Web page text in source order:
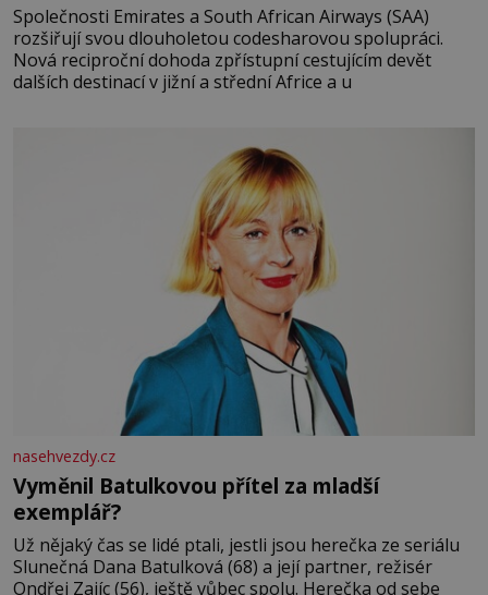
Společnosti Emirates a South African Airways (SAA)
rozšiřují svou dlouholetou codesharovou spolupráci.
Nová reciproční dohoda zpřístupní cestujícím devět
dalších destinací v jižní a střední Africe a u
nasehvezdy.cz
Vyměnil Batulkovou přítel za mladší
exemplář?
Už nějaký čas se lidé ptali, jestli jsou herečka ze seriálu
Slunečná Dana Batulková (68) a její partner, režisér
Ondřej Zajíc (56), ještě vůbec spolu. Herečka od sebe